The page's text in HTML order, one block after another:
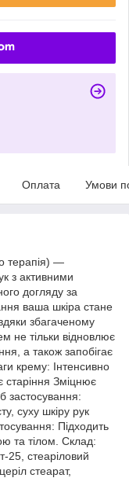
Оплата Умови
терапія) —
з активними
догляду за
ваша шкіра стане
збагаченому
не тільки відновлює
а також запобігає
крему: Інтенсивно
старіння Зміцнює
застосування:
суху шкіру рук
Підходить
та тілом. Склад:
25, стеаріловий
стеарат,